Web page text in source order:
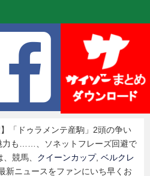
「ドゥラメンテ産駒」2頭の争い
力も……、ソネットフレーズ回避で
競馬、 クイーンカップ, ベルクレ
新ニュースをファンにいち早くお